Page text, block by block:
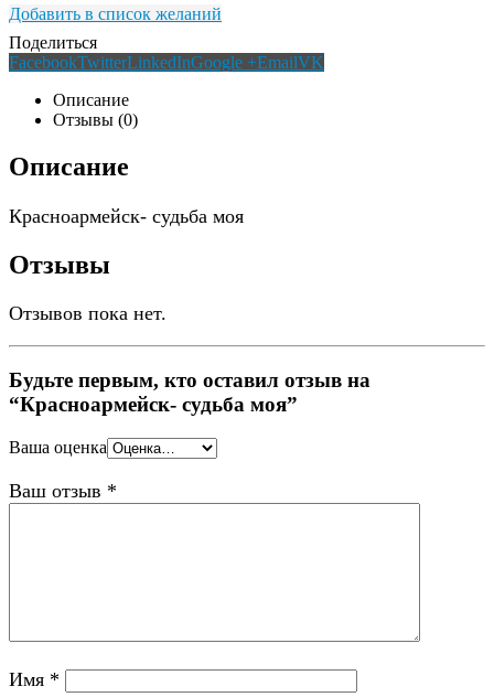
Добавить в список желаний
Поделиться
FacebookTwitterLinkedInGoogle +EmailVK
Описание
Отзывы (0)
Описание
Красноармейск- судьба моя
Отзывы
Отзывов пока нет.
Будьте первым, кто оставил отзыв на
“Красноармейск- судьба моя”
Ваша оценка
Ваш отзыв *
Имя *